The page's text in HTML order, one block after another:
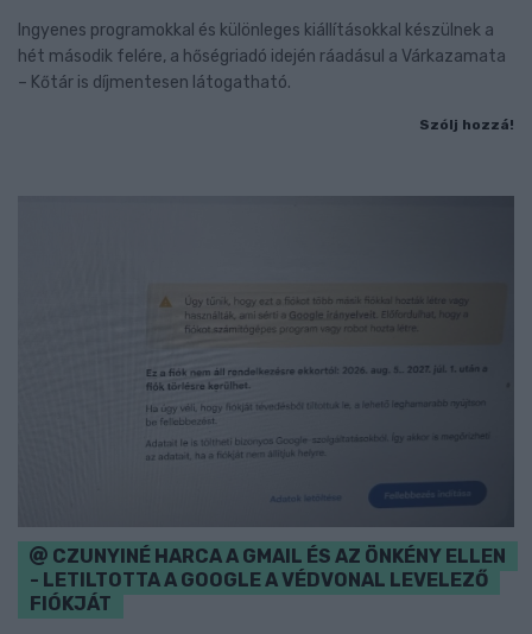
Ingyenes programokkal és különleges kiállításokkal készülnek a
hét második felére, a hőségriadó idején ráadásul a Várkazamata
– Kőtár is díjmentesen látogatható.
Szólj hozzá!
CZUNYINÉ HARCA A GMAIL ÉS AZ ÖNKÉNY ELLEN
- LETILTOTTA A GOOGLE A VÉDVONAL LEVELEZŐ
FIÓKJÁT